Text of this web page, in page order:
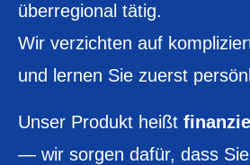
überregional tätig.
Wir verzichten auf
und lernen Sie zuerst
Unser Produkt heißt
— wir sorgen dafür, dass